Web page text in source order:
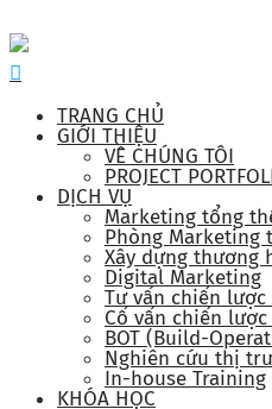
TRANG CHỦ
GIỚI THIỆU
VỀ CHÚNG TÔI
PROJECT
DỊCH VỤ
Marketing tổng
Phòng Marketing
Xây dựng thương
Digital Marketing
Tư vấn chiến
Cố vấn chiến
BOT (Build-
Nghiên cứu thị
In-house Training
KHÓA HỌC